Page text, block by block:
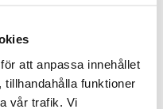
att anpassa innehållet
funktioner
vår trafik. Vi